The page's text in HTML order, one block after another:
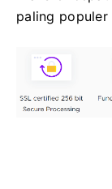
paling populer